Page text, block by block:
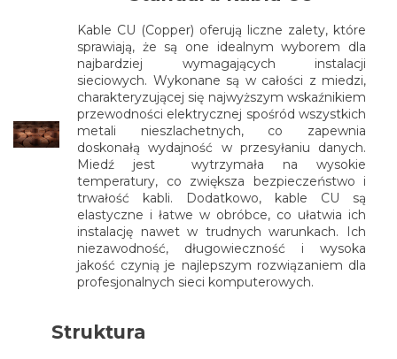
Kable CU (Copper) oferują liczne zalety, które
sprawiają, że są one idealnym wyborem dla
najbardziej wymagających instalacji
sieciowych. Wykonane są w całości z miedzi,
charakteryzującej się najwyższym wskaźnikiem
przewodności elektrycznej spośród wszystkich
metali nieszlachetnych, co zapewnia
doskonałą wydajność w przesyłaniu danych.
Miedź jest wytrzymała na wysokie
temperatury, co zwiększa bezpieczeństwo i
trwałość kabli. Dodatkowo, kable CU są
elastyczne i łatwe w obróbce, co ułatwia ich
instalację nawet w trudnych warunkach. Ich
niezawodność, długowieczność i wysoka
jakość czynią je najlepszym rozwiązaniem dla
profesjonalnych sieci komputerowych.
Struktura